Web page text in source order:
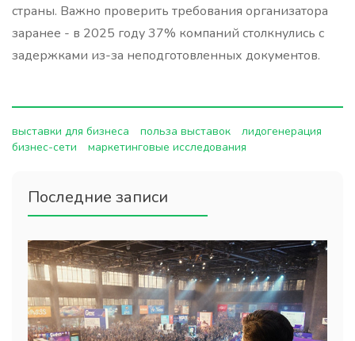
страны. Важно проверить требования организатора
заранее - в 2025 году 37% компаний столкнулись с
задержками из-за неподготовленных документов.
выставки для бизнеса польза выставок
лидогенерация
бизнес-сети
маркетинговые исследования
Последние записи